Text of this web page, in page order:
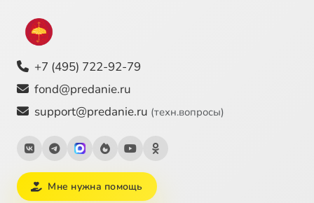
+7 (495) 722-92-79
fond@predanie.ru
support@predanie.ru (техн.вопросы)
Мне нужна помощь